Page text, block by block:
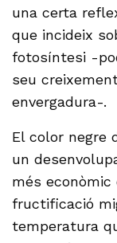
una certa
que incideix
fotosíntesi -
seu
envergadura-.
El color negre
un
més
fructificació
temperatura